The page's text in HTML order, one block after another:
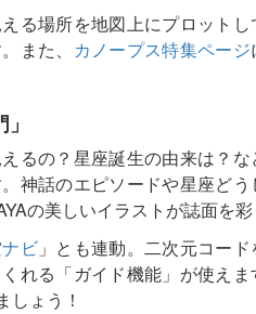
る場所を地図上にプロットし
また、 カノープス特集ページ
るの？星座誕生の由来は？
神話のエピソードや星座ど
の美しいイラストが誌面を彩
ビ 」とも連動。二次元コー
れる「ガイド機能」が使え
ょう！